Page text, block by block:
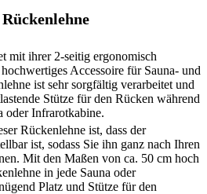
mit ihrer 2-seitig ergonomisch
Accessoire für Sauna- und
ist sehr sorgfältig verarbeitet und
Stütze für den Rücken während
oder Infrarotkabine.
Rückenlehne ist, dass der
ist, sodass Sie ihn ganz nach Ihren
Mit den Maßen von ca. 50 cm hoch
in jede Sauna oder
Platz und Stütze für den